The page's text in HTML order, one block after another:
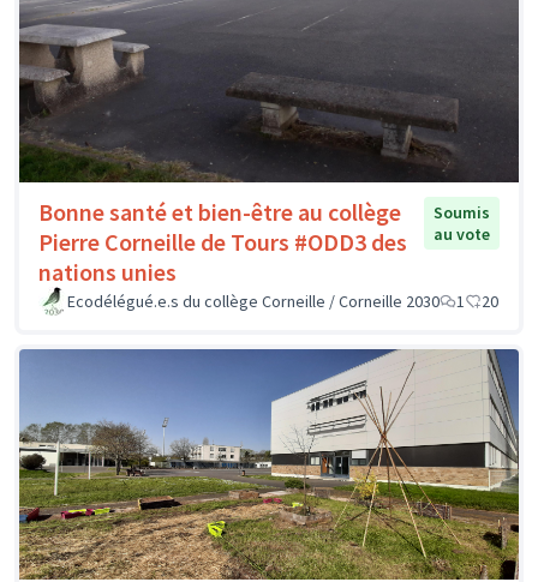
Bonne santé et bien-être au collège
Pierre Corneille de Tours #ODD3 des
nations unies
Soumis
au vote
Ecodélégué.e.s du collège Corneille / Corneille 2030 1 20